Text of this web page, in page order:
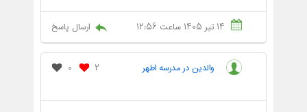
14 تیر 1405 ساعت 12:56 ارسال پاسخ
والدین در مدرسه اطهر 2
0